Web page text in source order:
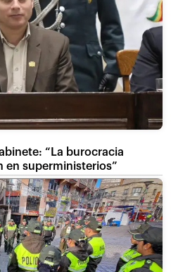
“La burocracia
en superministerios”